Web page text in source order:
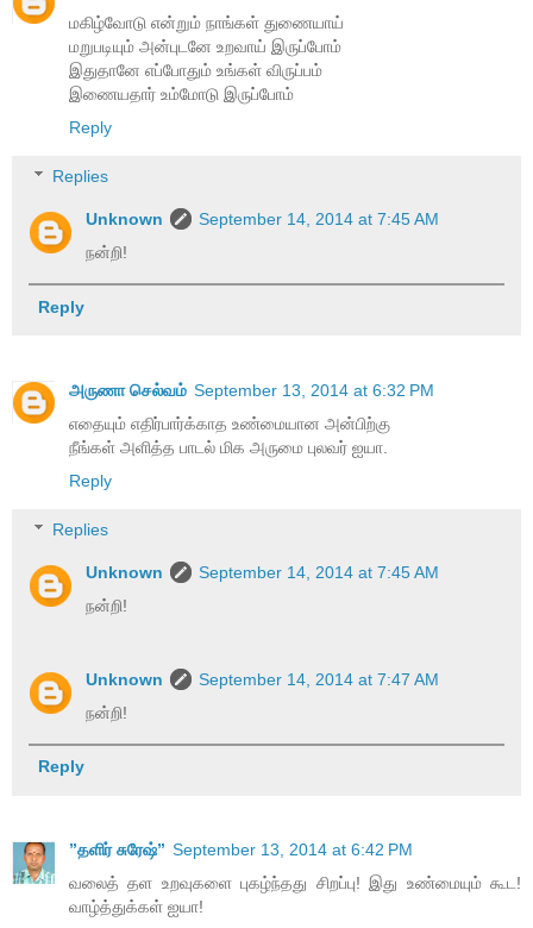
மகிழ்வோடு என்றும் நாங்கள் துணையாய்
மறுபடியும் அன்புடனே உறவாய் இருப்போம்
இதுதானே எப்போதும் உங்கள் விருப்பம்
இணையதார் உம்மோடு இருப்போம்
Reply
Replies
Unknown
September 14, 2014 at 7:45 AM
நன்றி!
Reply
அருணா செல்வம் September 13, 2014 at 6:32 PM
எதையும் எதிர்பார்க்காத உண்மையான அன்பிற்கு
நீங்கள் அளித்த பாடல் மிக அருமை புலவர் ஐயா.
Reply
Replies
Unknown
September 14, 2014 at 7:45 AM
நன்றி!
Unknown
September 14, 2014 at 7:47 AM
நன்றி!
Reply
”தளிர் சுரேஷ்” September 13, 2014 at 6:42 PM
வலைத் தள உறவுகளை புகழ்ந்தது சிறப்பு! இது உண்மையும் கூட!
வாழ்த்துக்கள் ஐயா!